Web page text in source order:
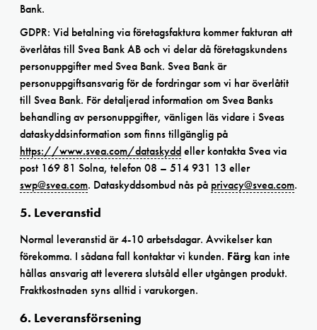
Bank.
GDPR: Vid betalning via företagsfaktura kommer fakturan att
överlåtas till Svea Bank AB och vi delar då företagskundens
personuppgifter med Svea Bank. Svea Bank är
personuppgiftsansvarig för de fordringar som vi har överlåtit
till Svea Bank. För detaljerad information om Svea Banks
behandling av personuppgifter, vänligen läs vidare i Sveas
dataskyddsinformation som finns tillgänglig på
https://www.svea.com/dataskyddeller kontakta Svea via
post 169 81 Solna, telefon 08 – 514 931 13 eller
swp@svea.com. Dataskyddsombud nås på privacy@svea.com.
5. Leveranstid
Normal leveranstid är 4-10 arbetsdagar. Avvikelser kan
förekomma. I sådana fall kontaktar vi kunden. Färg kan inte
hållas ansvarig att leverera slutsåld eller utgången produkt.
Fraktkostnaden syns alltid i varukorgen.
6. Leveransförsening